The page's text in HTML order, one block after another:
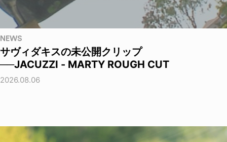
NEWS
サヴィダキスの未公開クリップ
──JACUZZI - MARTY ROUGH CUT
2026.08.06